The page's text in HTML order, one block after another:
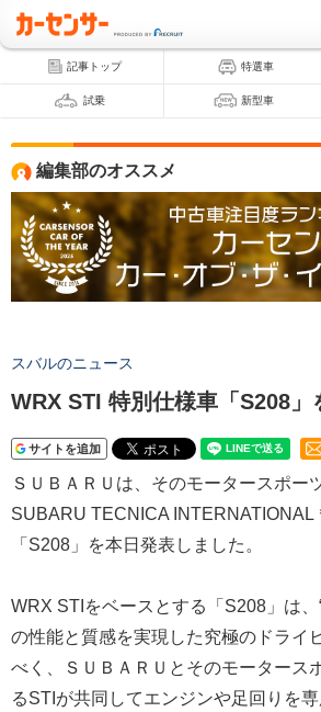
記事トップ 特選車
試乗 新型車
編集部のオススメ
スバルのニュース
WRX STI 特別仕様車「S208」
サイトを追加
ＳＵＢＡＲＵは、そのモータースポー
SUBARU TECNICA INTERNATIONAL
「S208」を本日発表しました。
WRX STIをベースとする「S208」は
の性能と質感を実現した究極のドライ
べく、ＳＵＢＡＲＵとそのモータース
るSTIが共同してエンジンや足回りを